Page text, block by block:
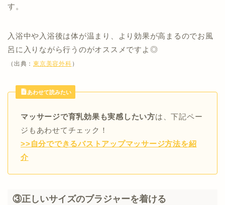
回数：
に両手中指をそっとおく
息を大きく吸い、吐くと同時にゆっくり
回数：10回
鎮痛安定作用
す。
入浴中や入浴後は体が温まり、より効果が高まるのでお風
呂に入りながら行うのがオススメですよ◎
（出典：東京美容外科 ）
あわせて読みたい
マッサージで育乳効果も実感したい方は、下記ペー
ジもあわせてチェック！
>>自分でできるバストアップマッサージ方法を紹
介
③正しいサイズのブラジャーを着ける